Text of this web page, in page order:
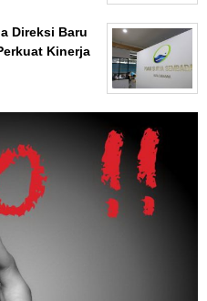
Direksi Baru
Kinerja